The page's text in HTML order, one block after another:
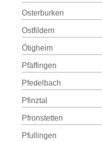
Osterburken
Ostfildern
Ötigheim
Pfäffingen
Pfedelbach
Pfinztal
Pfronstetten
Pfullingen